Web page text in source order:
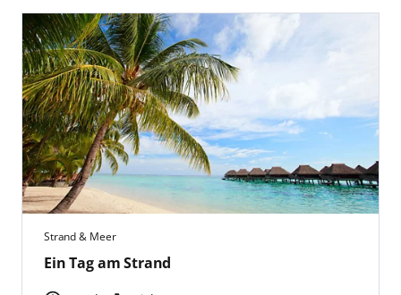
Strand & Meer
Ein Tag am Strand